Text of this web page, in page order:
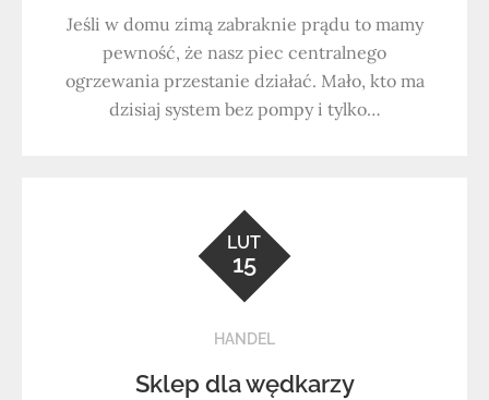
Jeśli w domu zimą zabraknie prądu to mamy
pewność, że nasz piec centralnego
ogrzewania przestanie działać. Mało, kto ma
dzisiaj system bez pompy i tylko…
LUT
15
HANDEL
Sklep dla wędkarzy